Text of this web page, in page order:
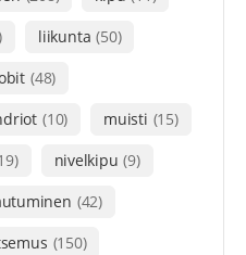
liikunta (50)
(48)
(10) muisti (15)
nivelkipu (9)
(42)
(150)